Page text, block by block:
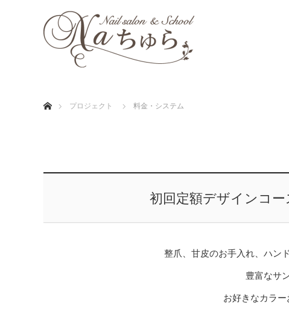
プロジェクト
料金・システム
初回定額デザインコ
整爪、甘皮のお手入れ、ハン
豊富なサ
お好きなカラー